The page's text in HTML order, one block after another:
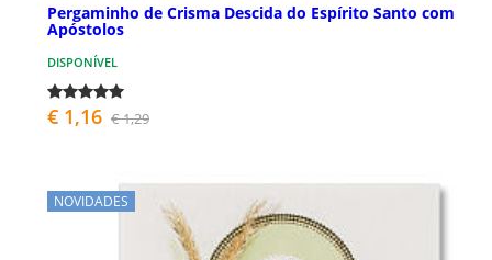
Pergaminho de Crisma Descida do Espírito Santo com
Apóstolos
DISPONÍVEL
€ 1,16 € 1,29
NOVIDADES